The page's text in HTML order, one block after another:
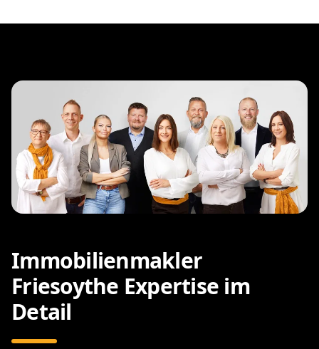
Immobilienmakler
Friesoythe Expertise im
Detail